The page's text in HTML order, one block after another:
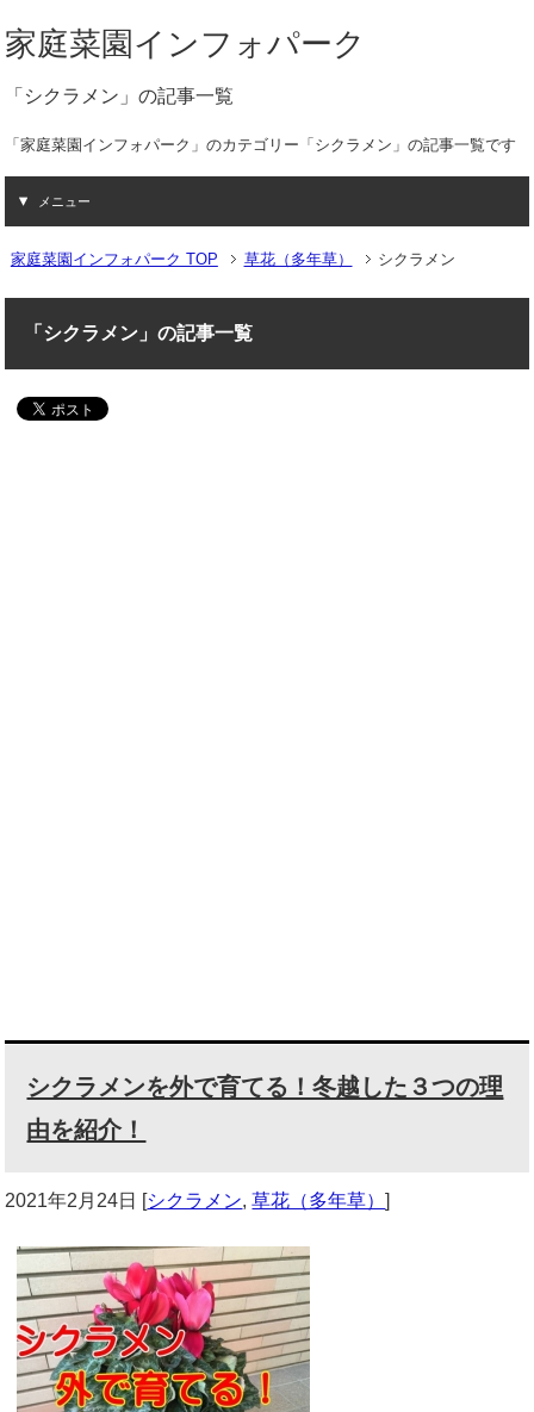
家庭菜園インフォパーク
「シクラメン」の記事一覧
「家庭菜園インフォパーク」のカテゴリー「シクラメン」の記事一覧です
メニュー
家庭菜園インフォパーク TOP 草花（多年草） シクラメン
「シクラメン」の記事一覧
シクラメンを外で育てる！冬越した３つの理
由を紹介！
2021年2月24日 [シクラメン,草花（多年草）]